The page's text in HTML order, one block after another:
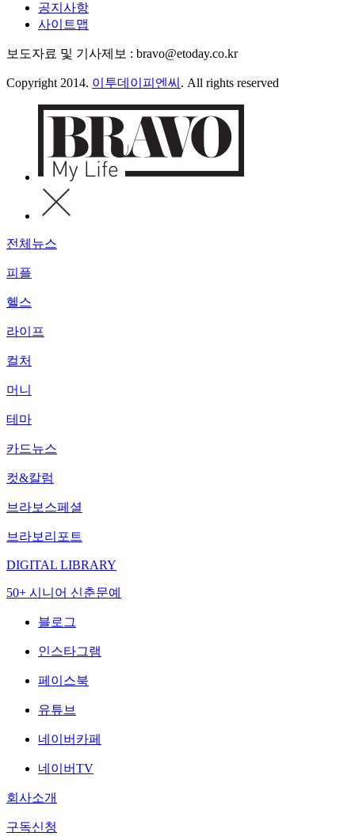
공지사항
사이트맵
보도자료 및 기사제보 : bravo@etoday.co.kr
Copyright 2014. 이투데이피엔씨 . All rights reserved
전체뉴스
피플
헬스
라이프
컬처
머니
테마
카드뉴스
컷&칼럼
브라보스페셜
브라보리포트
DIGITAL LIBRARY
50+ 시니어 신춘문예
블로그
인스타그램
페이스북
유튜브
네이버카페
네이버TV
회사소개
구독신청